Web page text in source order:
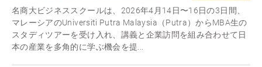
名商大ビジネススクールは、2026年4月14日〜16日の3日間、
マレーシアのUniversiti Putra Malaysia（Putra）からMBA生の
スタディツアーを受け入れ、講義と企業訪問を組み合わせて日
本の産業を多角的に学ぶ機会を提...